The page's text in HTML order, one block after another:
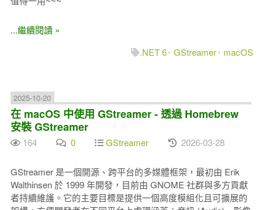
...繼續閱讀 »
.NET 6 GStreamer macOS
2025-10-20
在 macOS 中使用 GStreamer - 透過 Homebrew
安裝 GStreamer
164 0 GStreamer 2026-03-28
GStreamer 是一個開源、跨平台的多媒體框架，最初由 Erik
Walthinsen 於 1999 年開發，目前由 GNOME 社群與多方貢獻
者持續維護。它的主要目標是提供一個高度模組化且可擴展的